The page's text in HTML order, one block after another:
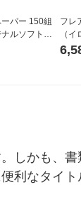
パー 150組
ルソフトパ
フィオナ オ
フレ
（
ーの
しかも、
利なタイ